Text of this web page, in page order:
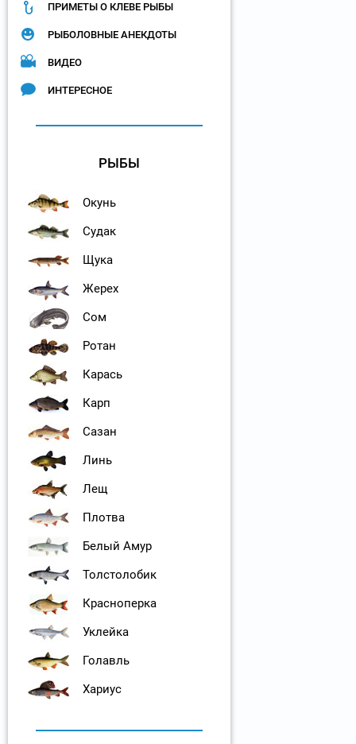
ПРИМЕТЫ О КЛЕВЕ РЫБЫ
РЫБОЛОВНЫЕ АНЕКДОТЫ
ВИДЕО
ИНТЕРЕСНОЕ
РЫБЫ
Окунь
Судак
Щука
Жерех
Сом
Ротан
Карась
Карп
Сазан
Линь
Лещ
Плотва
Белый Амур
Толстолобик
Красноперка
Уклейка
Голавль
Хариус